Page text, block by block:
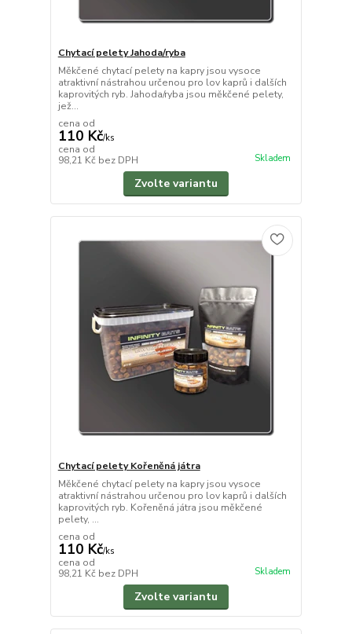
Chytací pelety Jahoda/ryba
Měkčené chytací pelety na kapry jsou vysoce
atraktivní nástrahou určenou pro lov kaprů i dalších
kaprovitých ryb. Jahoda/ryba jsou měkčené pelety,
jež...
cena od
110 Kč/ks
cena od
98,21 Kč bez DPH Skladem
Zvolte variantu
Chytací pelety Kořeněná játra
Měkčené chytací pelety na kapry jsou vysoce
atraktivní nástrahou určenou pro lov kaprů i dalších
kaprovitých ryb. Kořeněná játra jsou měkčené
pelety, ...
cena od
110 Kč/ks
cena od
98,21 Kč bez DPH Skladem
Zvolte variantu